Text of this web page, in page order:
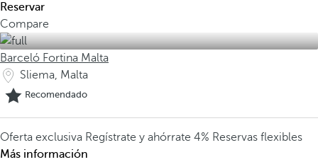
Reservar
Compare
Barceló Fortina Malta
Sliema, Malta
Recomendado
Oferta exclusiva Regístrate y ahórrate 4% Reservas flexibles
Más información